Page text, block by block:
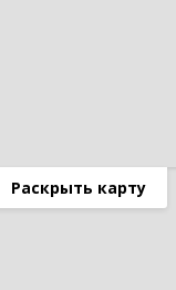
Раскрыть карту